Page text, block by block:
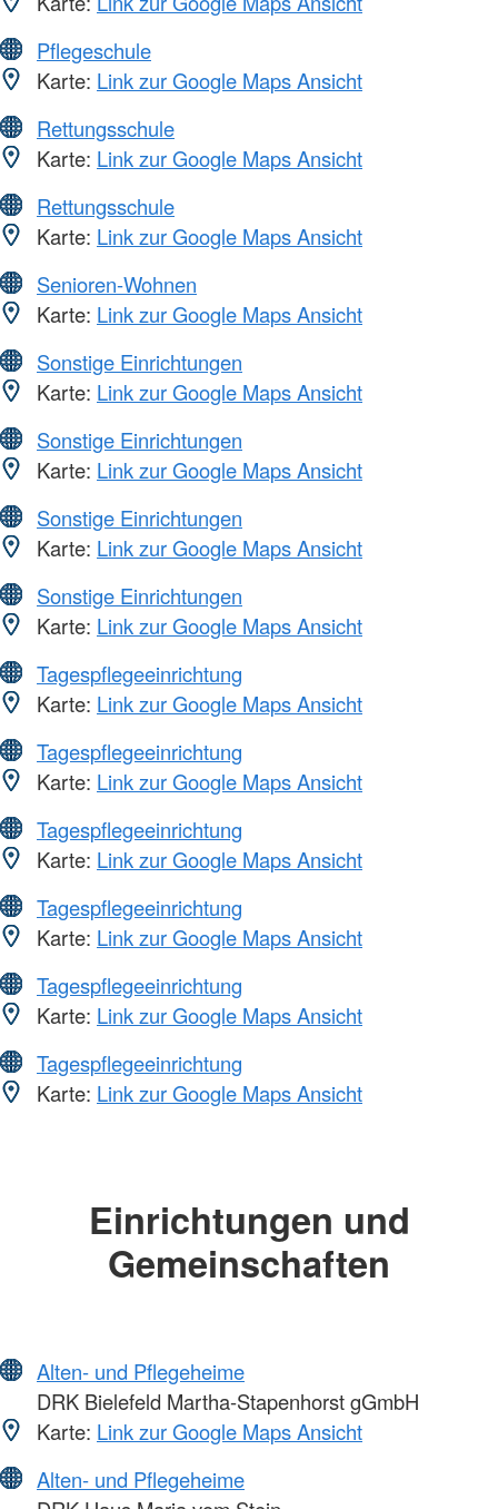
Pflegeschule
Karte: Link zur Google Maps Ansicht
Rettungsschule
Karte: Link zur Google Maps Ansicht
Rettungsschule
Karte: Link zur Google Maps Ansicht
Senioren-Wohnen
Karte: Link zur Google Maps Ansicht
Sonstige Einrichtungen
Karte: Link zur Google Maps Ansicht
Sonstige Einrichtungen
Karte: Link zur Google Maps Ansicht
Sonstige Einrichtungen
Karte: Link zur Google Maps Ansicht
Sonstige Einrichtungen
Karte: Link zur Google Maps Ansicht
Tagespflegeeinrichtung
Karte: Link zur Google Maps Ansicht
Tagespflegeeinrichtung
Karte: Link zur Google Maps Ansicht
Tagespflegeeinrichtung
Karte: Link zur Google Maps Ansicht
Tagespflegeeinrichtung
Karte: Link zur Google Maps Ansicht
Tagespflegeeinrichtung
Karte: Link zur Google Maps Ansicht
Tagespflegeeinrichtung
Karte: Link zur Google Maps Ansicht
Einrichtungen und
Gemeinschaften
Alten- und Pflegeheime
DRK Bielefeld Martha-Stapenhorst gGmbH
Karte: Link zur Google Maps Ansicht
Alten- und Pflegeheime